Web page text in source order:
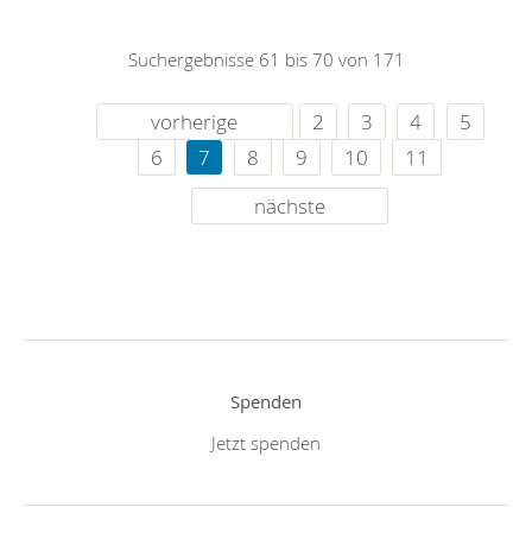
Suchergebnisse 61 bis 70 von 171
vorherige 2 3 4
5
6
7 8 9 10
11
nächste
Spenden
Jetzt spenden